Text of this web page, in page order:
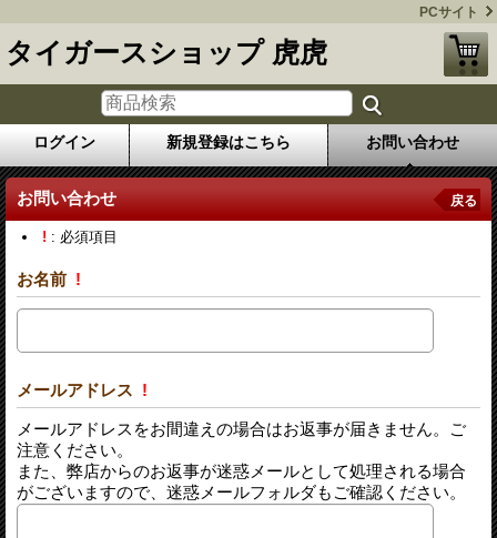
PCサイト
タイガースショップ 虎虎
ログイン 新規登録はこちら お問い合わせ
お問い合わせ 戻る
! : 必須項目
お名前 !
メールアドレス !
メールアドレスをお間違えの場合はお返事が届きません。ご
注意ください。
また、弊店からのお返事が迷惑メールとして処理される場合
がございますので、迷惑メールフォルダもご確認ください。